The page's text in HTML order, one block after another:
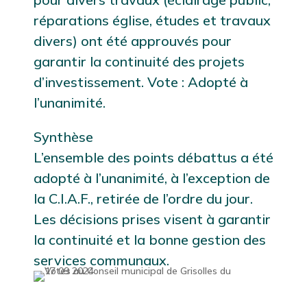
réparations église, études et travaux
divers) ont été approuvés pour
garantir la continuité des projets
d’investissement. Vote : Adopté à
l’unanimité.
Synthèse
L’ensemble des points débattus a été
adopté à l’unanimité, à l’exception de
la C.I.A.F., retirée de l’ordre du jour.
Les décisions prises visent à garantir
la continuité et la bonne gestion des
services communaux.